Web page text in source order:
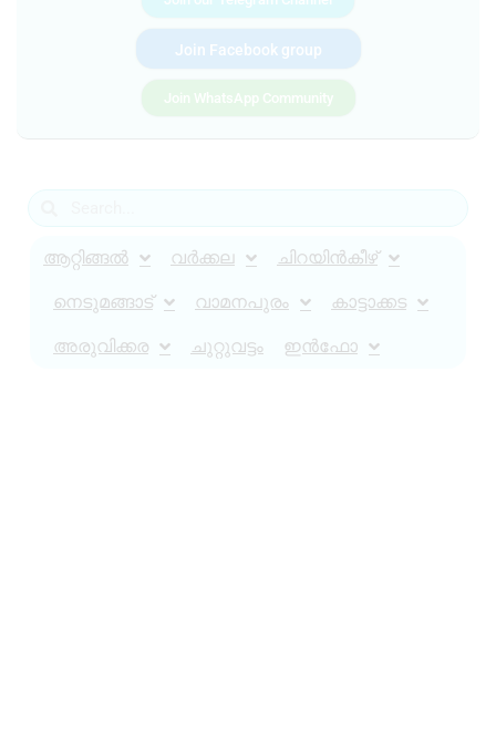
Join Facebook group
Join WhatsApp Community
ആറ്റിങ്ങൽ വർക്കല ചിറയിൻകീഴ്
നെടുമങ്ങാട് വാമനപുരം കാട്ടാക്കട
അരുവിക്കര ചുറ്റുവട്ടം ഇൻഫോ